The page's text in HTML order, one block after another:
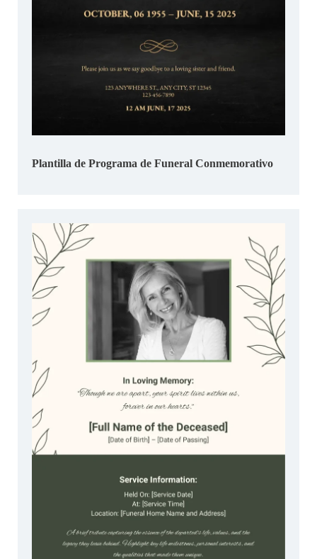
Plantilla de Programa de Funeral Conmemorativo